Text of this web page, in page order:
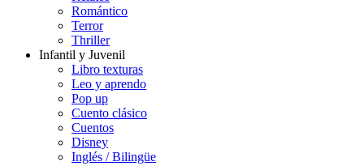
Romántico
Terror
Thriller
Infantil y Juvenil
Libro texturas
Leo y aprendo
Pop up
Cuento clásico
Cuentos
Disney
Inglés / Bilingüe